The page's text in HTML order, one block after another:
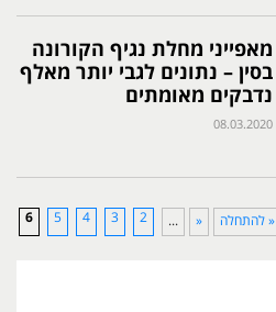
מאפייני מחלת נגיף הקורונה
בסין – נתונים לגבי יותר מאלף
נדבקים מאומתים
08.03.2020
« להתחלה «
...
2
3
4
5
6